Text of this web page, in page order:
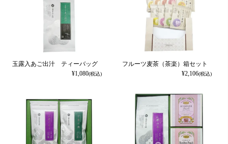
玉露入あご出汁 ティーバッグ
¥1,080(税込)
フルーツ麦茶（茶楽）箱セット
¥2,106(税込)